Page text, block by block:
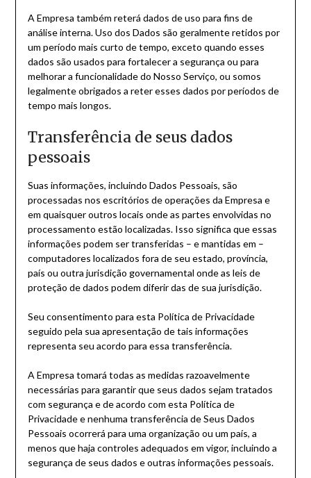
A Empresa também reterá dados de uso para fins de
análise interna. Uso dos Dados são geralmente retidos por
um período mais curto de tempo, exceto quando esses
dados são usados para fortalecer a segurança ou para
melhorar a funcionalidade do Nosso Serviço, ou somos
legalmente obrigados a reter esses dados por períodos de
tempo mais longos.
Transferência de seus dados
pessoais
Suas informações, incluindo Dados Pessoais, são
processadas nos escritórios de operações da Empresa e
em quaisquer outros locais onde as partes envolvidas no
processamento estão localizadas. Isso significa que essas
informações podem ser transferidas – e mantidas em –
computadores localizados fora de seu estado, província,
país ou outra jurisdição governamental onde as leis de
proteção de dados podem diferir das de sua jurisdição.
Seu consentimento para esta Política de Privacidade
seguido pela sua apresentação de tais informações
representa seu acordo para essa transferência.
A Empresa tomará todas as medidas razoavelmente
necessárias para garantir que seus dados sejam tratados
com segurança e de acordo com esta Política de
Privacidade e nenhuma transferência de Seus Dados
Pessoais ocorrerá para uma organização ou um país, a
menos que haja controles adequados em vigor, incluindo a
segurança de seus dados e outras informações pessoais.